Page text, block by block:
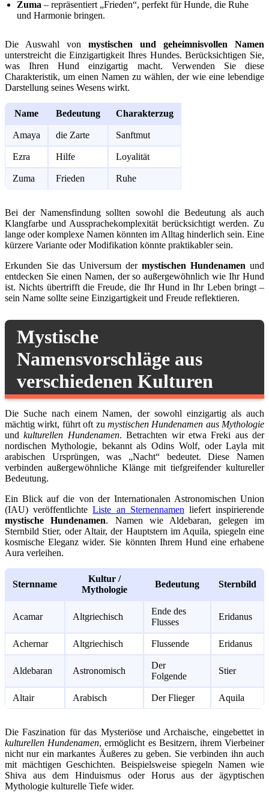
Zuma – repräsentiert „Frieden“, perfekt für Hunde, die Ruhe
und Harmonie bringen.
Die Auswahl von mystischen und geheimnisvollen Namen
unterstreicht die Einzigartigkeit Ihres Hundes. Berücksichtigen Sie,
was Ihren Hund einzigartig macht. Verwenden Sie diese
Charakteristik, um einen Namen zu wählen, der wie eine lebendige
Darstellung seines Wesens wirkt.
Name Bedeutung Charakterzug
Amaya die Zarte Sanftmut
Ezra Hilfe Loyalität
Zuma Frieden Ruhe
Bei der Namensfindung sollten sowohl die Bedeutung als auch
Klangfarbe und Aussprachekomplexität berücksichtigt werden. Zu
lange oder komplexe Namen könnten im Alltag hinderlich sein. Eine
kürzere Variante oder Modifikation könnte praktikabler sein.
Erkunden Sie das Universum der mystischen Hundenamen und
entdecken Sie einen Namen, der so außergewöhnlich wie Ihr Hund
ist. Nichts übertrifft die Freude, die Ihr Hund in Ihr Leben bringt –
sein Name sollte seine Einzigartigkeit und Freude reflektieren.
Mystische
Namensvorschläge aus
verschiedenen Kulturen
Die Suche nach einem Namen, der sowohl einzigartig als auch
mächtig wirkt, führt oft zu mystischen Hundenamen aus Mythologie
undkulturellen Hundenamen. Betrachten wir etwa Freki aus der
nordischen Mythologie, bekannt als Odins Wolf, oder Layla mit
arabischen Ursprüngen, was „Nacht“ bedeutet. Diese Namen
verbinden außergewöhnliche Klänge mit tiefgreifender kultureller
Bedeutung.
Ein Blick auf die von der Internationalen Astronomischen Union
(IAU) veröffentlichteListe an Sternennamen liefert inspirierende
mystische Hundenamen. Namen wie Aldebaran, gelegen im
Sternbild Stier, oder Altair, der Hauptstern im Aquila, spiegeln eine
kosmische Eleganz wider. Sie könnten Ihrem Hund eine erhabene
Aura verleihen.
Sternname
Kultur /
Mythologie
Bedeutung Sternbild
Acamar Altgriechisch
Ende des
Flusses
Eridanus
Achernar Altgriechisch Flussende Eridanus
Aldebaran Astronomisch
Der
Folgende
Stier
Altair Arabisch Der Flieger Aquila
Die Faszination für das Mysteriöse und Archaische, eingebettet in
kulturellen Hundenamen, ermöglicht es Besitzern, ihrem Vierbeiner
nicht nur ein markantes Äußeres zu geben. Sie verbinden ihn auch
mit mächtigen Geschichten. Beispielsweise spiegeln Namen wie
Shiva aus dem Hinduismus oder Horus aus der ägyptischen
Mythologie kulturelle Tiefe wider.